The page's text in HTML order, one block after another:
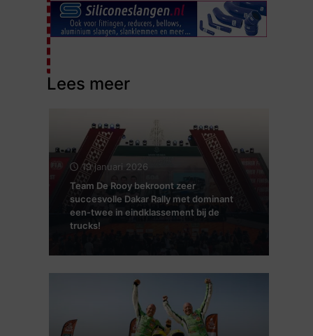
Lees meer
19 januari 2026
Team De Rooy bekroont zeer
succesvolle Dakar Rally met dominant
een-twee in eindklassement bij de
trucks!